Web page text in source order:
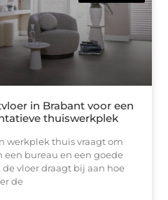
in Brabant voor een
thuiswerkplek
werkplek thuis vraagt om
een bureau en een goede
de vloer draagt bij aan hoe
de